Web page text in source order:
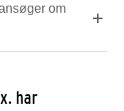
om
har